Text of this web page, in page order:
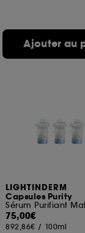
Ajouter au
LIGHTINDERM
Capsules Purity
75,00€
892,86€ / 100ml